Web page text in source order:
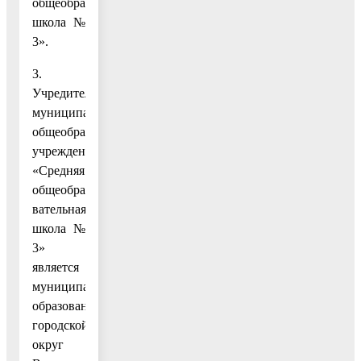
школа №
3».
3.
Учредителем
муниципального
общеобразовательного
учреждения
«Средняя
общеобразо-
вательная
школа №
3»
является
муниципальное
образование
городской
округ